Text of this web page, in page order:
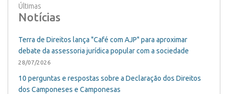
Últimas
Notícias
Terra de Direitos lança "Café com AJP" para aproximar
debate da assessoria jurídica popular com a sociedade
28/07/2026
10 perguntas e respostas sobre a Declaração dos Direitos
dos Camponeses e Camponesas